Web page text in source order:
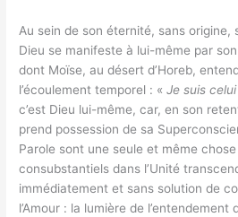
Au sein de son éternité, sans origine,
Dieu se manifeste à lui-même par
dont Moïse, au désert d’Horeb,
l’écoulement temporel : «Je suis
c’est Dieu lui-même, car, en son
prend possession de sa
Parole sont une seule et même chose
consubstantiels dans l’Unité
immédiatement et sans solution de
l’Amour : la lumière de l’entendement